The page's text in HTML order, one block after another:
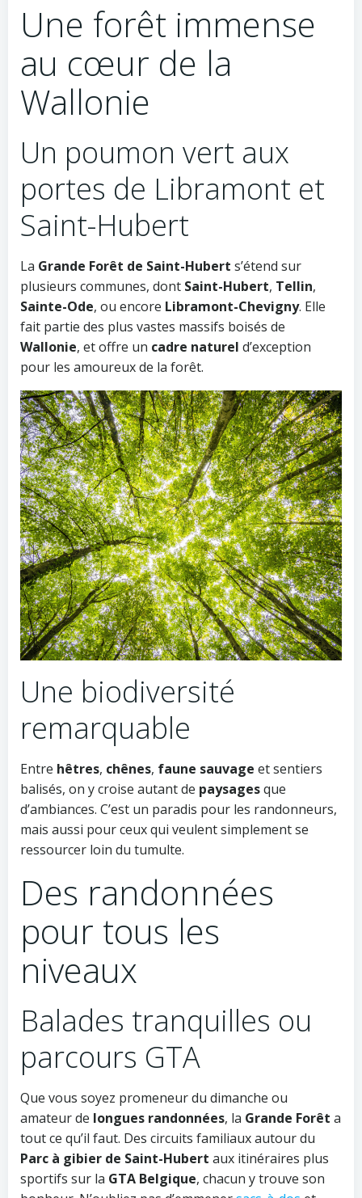
Une forêt immense
au cœur de la
Wallonie
Un poumon vert aux
portes de Libramont et
Saint-Hubert
La Grande Forêt de Saint-Hubert s’étend sur
plusieurs communes, dont Saint-Hubert, Tellin,
Sainte-Ode, ou encore Libramont-Chevigny. Elle
fait partie des plus vastes massifs boisés de
Wallonie, et offre un cadre naturel d’exception
pour les amoureux de la forêt.
Une biodiversité
remarquable
Entre hêtres, chênes, faune sauvage et sentiers
balisés, on y croise autant de paysagesque
d’ambiances. C’est un paradis pour les randonneurs,
mais aussi pour ceux qui veulent simplement se
ressourcer loin du tumulte.
Des randonnées
pour tous les
niveaux
Balades tranquilles ou
parcours GTA
Que vous soyez promeneur du dimanche ou
amateur de longues randonnées, la Grande Forêt a
tout ce qu’il faut. Des circuits familiaux autour du
Parc à gibier de Saint-Hubert aux itinéraires plus
sportifs sur la GTA Belgique, chacun y trouve son